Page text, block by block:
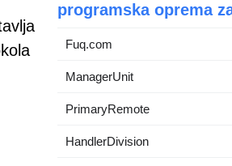
programska oprema
Fuq.com
ManagerUnit
PrimaryRemote
HandlerDivision